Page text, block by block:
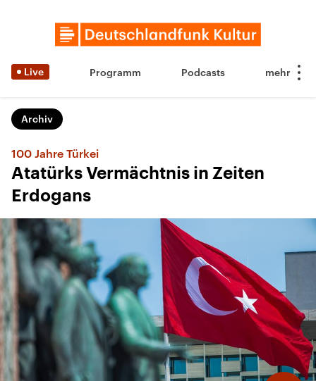
Live Programm Podcasts
Archiv
100 Jahre Türkei
Atatürks Vermächtnis in Zeiten
Erdogans